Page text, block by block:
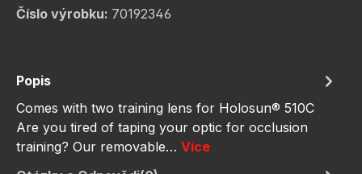
Číslo výrobku: 70192346
Popis
Comes with two training lens for Holosun® 510C
Are you tired of taping your optic for occlusion
training? Our removable… Více